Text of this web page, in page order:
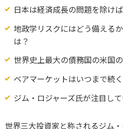
日本は経済成長の問題を除け
地政学リスクにはどう備える
は？
世界史上最大の債務国の米国
ベアマーケットはいつまで続
ジム・ロジャーズ氏が注目し
世界三大投資家と称されるジム